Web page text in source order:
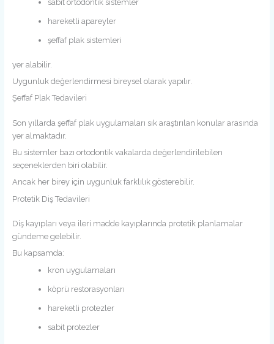
sabit ortodontik sistemler
hareketli apareyler
şeffaf plak sistemleri
yer alabilir.
Uygunluk değerlendirmesi bireysel olarak yapılır.
Şeffaf Plak Tedavileri
Son yıllarda şeffaf plak uygulamaları sık araştırılan konular arasında
yer almaktadır.
Bu sistemler bazı ortodontik vakalarda değerlendirilebilen
seçeneklerden biri olabilir.
Ancak her birey için uygunluk farklılık gösterebilir.
Protetik Diş Tedavileri
Diş kayıpları veya ileri madde kayıplarında protetik planlamalar
gündeme gelebilir.
Bu kapsamda:
kron uygulamaları
köprü restorasyonları
hareketli protezler
sabit protezler